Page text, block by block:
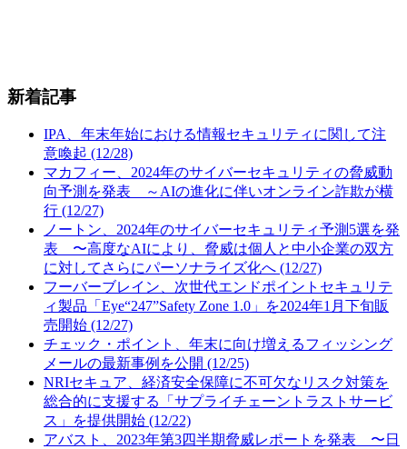
新着記事
IPA、年末年始における情報セキュリティに関して注
意喚起 (12/28)
マカフィー、2024年のサイバーセキュリティの脅威動
向予測を発表 ～AIの進化に伴いオンライン詐欺が横
行 (12/27)
ノートン、2024年のサイバーセキュリティ予測5選を発
表 〜高度なAIにより、脅威は個人と中小企業の双方
に対してさらにパーソナライズ化へ (12/27)
フーバーブレイン、次世代エンドポイントセキュリテ
ィ製品「Eye“247”Safety Zone 1.0」を2024年1月下旬販
売開始 (12/27)
チェック・ポイント、年末に向け増えるフィッシング
メールの最新事例を公開 (12/25)
NRIセキュア、経済安全保障に不可欠なリスク対策を
総合的に支援する「サプライチェーントラストサービ
ス」を提供開始 (12/22)
アバスト、2023年第3四半期脅威レポートを発表 〜日